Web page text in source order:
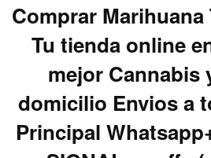
Comprar Marihuana
Tu tienda online
mejor Cannabis
domicilio Envios a
Principal